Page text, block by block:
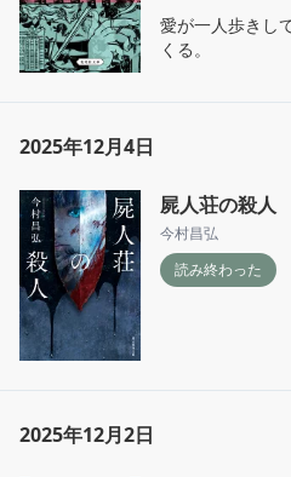
愛が一人歩きし
くる。
2025年12月4日
屍人荘の殺人
今村昌弘
読み終わった
2025年12月2日